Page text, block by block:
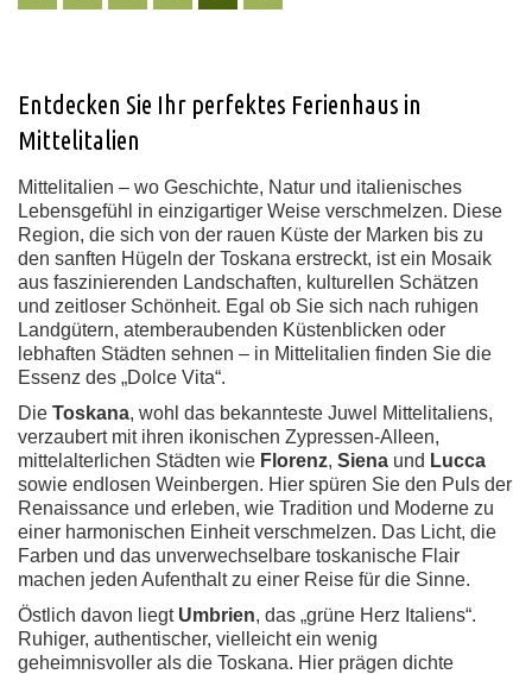
Entdecken Sie Ihr perfektes Ferienhaus in
Mittelitalien
Mittelitalien – wo Geschichte, Natur und italienisches
Lebensgefühl in einzigartiger Weise verschmelzen. Diese
Region, die sich von der rauen Küste der Marken bis zu
den sanften Hügeln der Toskana erstreckt, ist ein Mosaik
aus faszinierenden Landschaften, kulturellen Schätzen
und zeitloser Schönheit. Egal ob Sie sich nach ruhigen
Landgütern, atemberaubenden Küstenblicken oder
lebhaften Städten sehnen – in Mittelitalien finden Sie die
Essenz des „Dolce Vita“.
Die Toskana, wohl das bekannteste Juwel Mittelitaliens,
verzaubert mit ihren ikonischen Zypressen-Alleen,
mittelalterlichen Städten wie Florenz, Siena und Lucca
sowie endlosen Weinbergen. Hier spüren Sie den Puls der
Renaissance und erleben, wie Tradition und Moderne zu
einer harmonischen Einheit verschmelzen. Das Licht, die
Farben und das unverwechselbare toskanische Flair
machen jeden Aufenthalt zu einer Reise für die Sinne.
Östlich davon liegt Umbrien, das „grüne Herz Italiens“.
Ruhiger, authentischer, vielleicht ein wenig
geheimnisvoller als die Toskana. Hier prägen dichte